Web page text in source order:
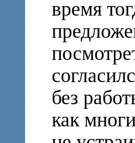
время
без
как